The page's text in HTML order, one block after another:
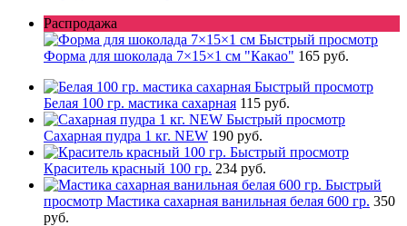
Распродажа
Быстрый просмотр
Форма для шоколада 7×15×1 см "Какао" 165 руб.
Быстрый просмотр
Белая 100 гр. мастика сахарная 115 руб.
Быстрый просмотр
Сахарная пудра 1 кг. NEW 190 руб.
Быстрый просмотр
Краситель красный 100 гр. 234 руб.
Быстрый
просмотр Мастика сахарная ванильная белая 600 гр. 350
руб.